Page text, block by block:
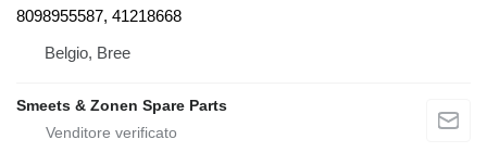
8098955587, 41218668
Belgio, Bree
Smeets & Zonen Spare Parts